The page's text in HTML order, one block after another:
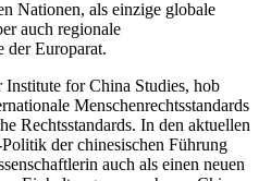
Nationen, als einzige globale
auch regionale
der Europarat.
for China Studies, hob
Menschenrechtsstandards
Rechtsstandards. In den aktuellen
der chinesischen Führung
auch als einen neuen